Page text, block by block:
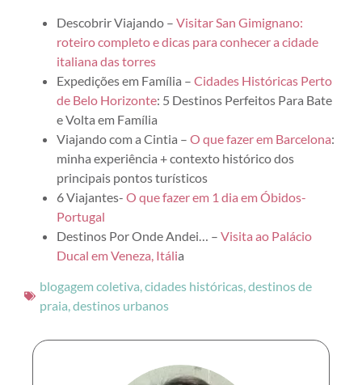
Descobrir Viajando – Visitar San Gimignano:
roteiro completo e dicas para conhecer a cidade
italiana das torres
Expedições em Família – Cidades Históricas Perto
de Belo Horizonte: 5 Destinos Perfeitos Para Bate
e Volta em Família
Viajando com a Cintia – O que fazer em Barcelona:
minha experiência + contexto histórico dos
principais pontos turísticos
6 Viajantes- O que fazer em 1 dia em Óbidos-
Portugal
Destinos Por Onde Andei… – Visita ao Palácio
Ducal em Veneza, Itália
blogagem coletiva,cidades históricas,destinos de
praia,destinos urbanos